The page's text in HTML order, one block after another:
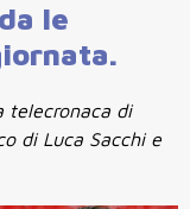
le
telecronaca di
di Luca Sacchi e